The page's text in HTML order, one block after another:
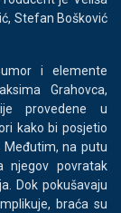
Stefan Bošković
i elemente
Grahovca,
provedene u
kako bi posjetio
Međutim, na putu
njegov povratak
Dok pokušavaju
braća su